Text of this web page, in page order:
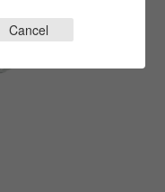
Cancel